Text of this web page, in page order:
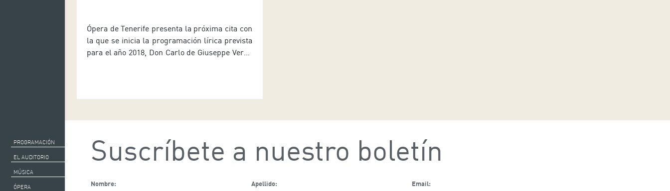
PROGRAMACIÓN
EL AUDITORIO
MÚSICA
ÓPERA
Ópera de Tenerife presenta la próxima cita con
la que se inicia la programación lírica prevista
para el año 2018, Don Carlo de Giuseppe Verdi,
de presentación […]
Suscríbete a nuestro boletín
Nombre: Apellido: Email: